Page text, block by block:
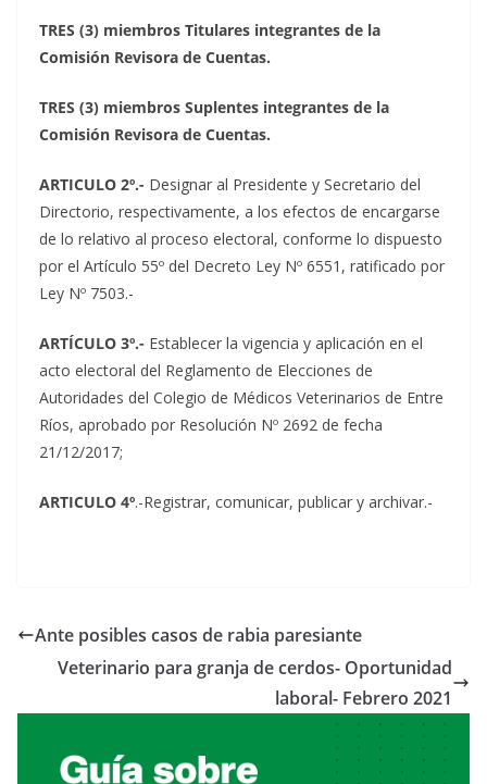
TRES (3) miembros Titulares integrantes de la
Comisión Revisora de Cuentas.
TRES (3) miembros Suplentes integrantes de la
Comisión Revisora de Cuentas.
ARTICULO 2º.- Designar al Presidente y Secretario del
Directorio, respectivamente, a los efectos de encargarse
de lo relativo al proceso electoral, conforme lo dispuesto
por el Artículo 55º del Decreto Ley Nº 6551, ratificado por
Ley Nº 7503.-
ARTÍCULO 3º.- Establecer la vigencia y aplicación en el
acto electoral del Reglamento de Elecciones de
Autoridades del Colegio de Médicos Veterinarios de Entre
Ríos, aprobado por Resolución Nº 2692 de fecha
21/12/2017;
ARTICULO 4º.-Registrar, comunicar, publicar y archivar.-
Ante posibles casos de rabia paresiante
Veterinario para granja de cerdos- Oportunidad
laboral- Febrero 2021